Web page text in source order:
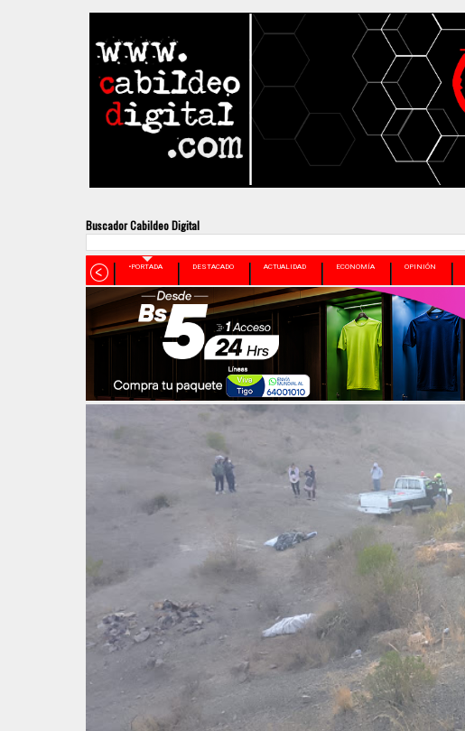
Buscador Cabildeo Digital
•PORTADA DESTACADO ACTUALIDAD ECONOMÍA OPINIÓN